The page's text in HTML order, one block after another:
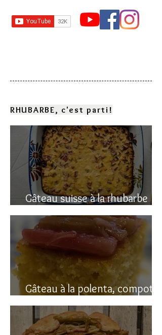
RHUBARBE, c'est parti!
Gâteau suisse à la rhubarbe
(avec polenta)
Gâteau à la polenta, compotée
de rhubarbe (sans gluten)